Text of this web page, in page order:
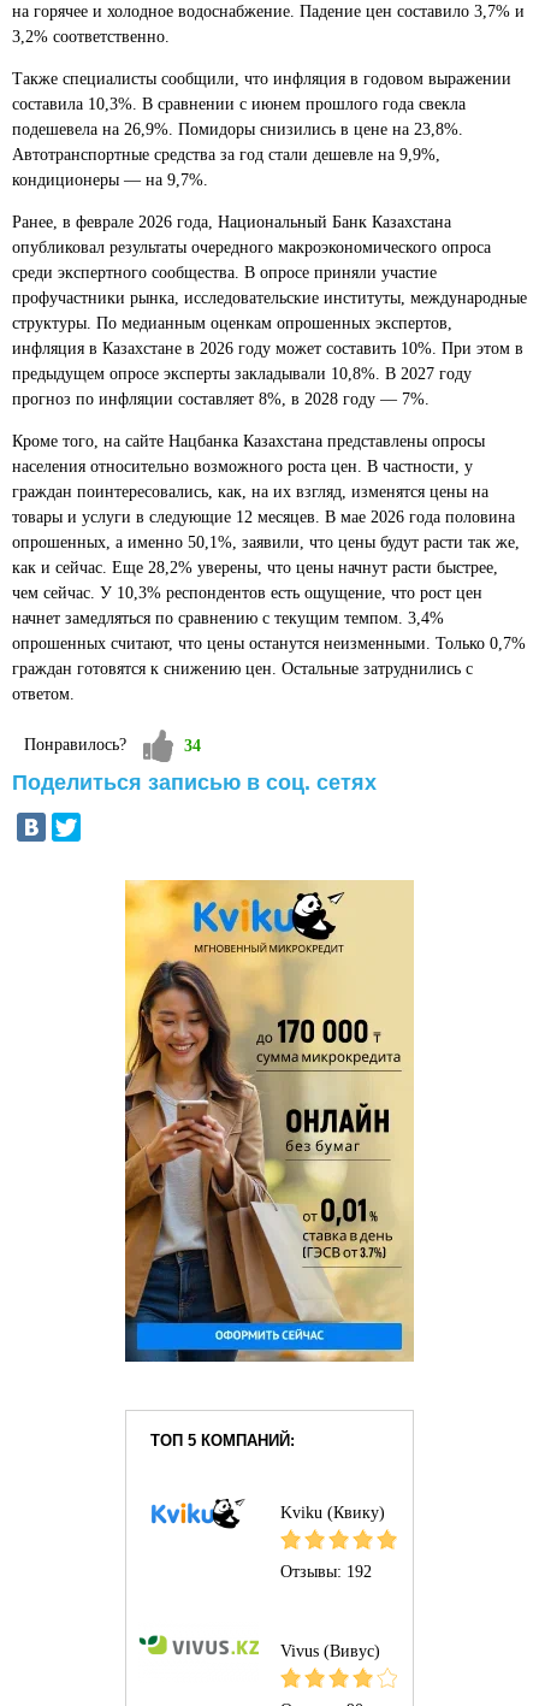
на горячее и холодное водоснабжение. Падение цен составило 3,7% и
3,2% соответственно.
Также специалисты сообщили, что инфляция в годовом выражении
составила 10,3%. В сравнении с июнем прошлого года свекла
подешевела на 26,9%. Помидоры снизились в цене на 23,8%.
Автотранспортные средства за год стали дешевле на 9,9%,
кондиционеры — на 9,7%.
Ранее, в феврале 2026 года, Национальный Банк Казахстана
опубликовал результаты очередного макроэкономического опроса
среди экспертного сообщества. В опросе приняли участие
профучастники рынка, исследовательские институты, международные
структуры. По медианным оценкам опрошенных экспертов,
инфляция в Казахстане в 2026 году может составить 10%. При этом в
предыдущем опросе эксперты закладывали 10,8%. В 2027 году
прогноз по инфляции составляет 8%, в 2028 году — 7%.
Кроме того, на сайте Нацбанка Казахстана представлены опросы
населения относительно возможного роста цен. В частности, у
граждан поинтересовались, как, на их взгляд, изменятся цены на
товары и услуги в следующие 12 месяцев. В мае 2026 года половина
опрошенных, а именно 50,1%, заявили, что цены будут расти так же,
как и сейчас. Еще 28,2% уверены, что цены начнут расти быстрее,
чем сейчас. У 10,3% респондентов есть ощущение, что рост цен
начнет замедляться по сравнению с текущим темпом. 3,4%
опрошенных считают, что цены останутся неизменными. Только 0,7%
граждан готовятся к снижению цен. Остальные затруднились с
ответом.
Понравилось? Vote up!
34
Поделиться записью в соц. сетях
ТОП 5 КОМПАНИЙ:
Kviku (Квику)
Отзывы: 192
Vivus (Вивус)